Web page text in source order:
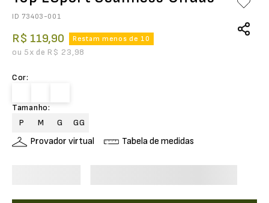
ID 73403-001
R$ 119,90 Restam menos de 10
ou 5x de R$ 23,98
Cor:
Tamanho:
P
M G GG
Provador virtual Tabela de medidas